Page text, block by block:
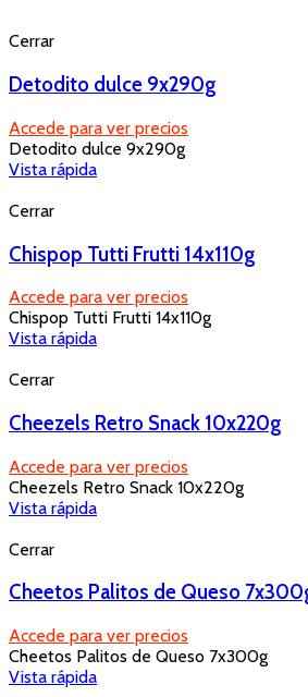
Cerrar
Detodito dulce 9x290g
Accede para ver precios
Detodito dulce 9x290g
Vista rápida
Cerrar
Chispop Tutti Frutti 14x110g
Accede para ver precios
Chispop Tutti Frutti 14x110g
Vista rápida
Cerrar
Cheezels Retro Snack 10x220g
Accede para ver precios
Cheezels Retro Snack 10x220g
Vista rápida
Cerrar
Cheetos Palitos de Queso
Accede para ver precios
Cheetos Palitos de Queso 7x300g
Vista rápida